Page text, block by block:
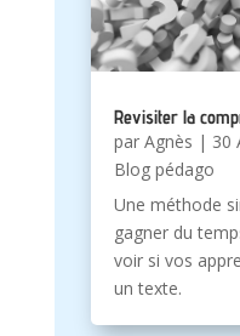
Revisiter la
par Agnès | 30
Blog pédago
Une méthode
gagner du
voir si vos
un texte.